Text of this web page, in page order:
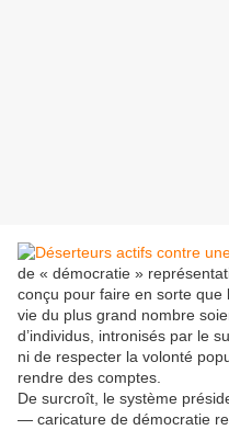
de « démocratie »
conçu pour faire en sorte que
vie du plus grand nombre
d’individus, intronisés par le
ni de respecter la volonté
rendre des comptes.
De surcroît, le système
— caricature de démocratie